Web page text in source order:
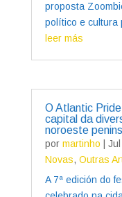
proposta
político e cultura
leer más
O Atlantic
capital da
noroeste
por martinho
Novas, Outras
A 7ª edición do